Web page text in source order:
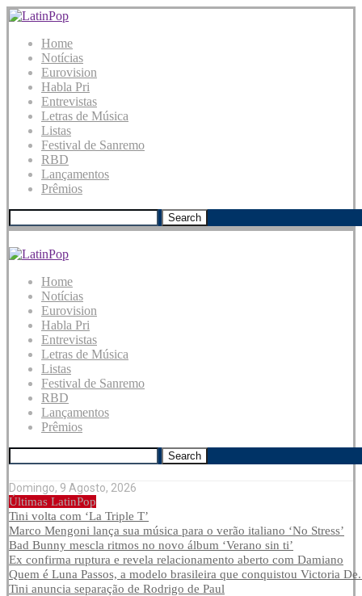
Home
Notícias
Eurovision
Habla Pri
Entrevistas
Letras de Música
Listas
Festival de Sanremo
RBD
Lançamentos
Prêmios
Search
Home
Notícias
Eurovision
Habla Pri
Entrevistas
Letras de Música
Listas
Festival de Sanremo
RBD
Lançamentos
Prêmios
Search
Domingo, 9 Agosto, 2026
Últimas LatinPop
Tini volta com ‘La Triple T’
Marco Mengoni lança sua música para o verão italiano ‘No Stress’
Bad Bunny mescla ritmos no novo álbum ‘Verano sin ti’
Ex confirma ruptura e revela relacionamento aberto com Damiano
Quem é Luna Passos, a modelo brasileira que conquistou Victoria
Tini anuncia separação de Rodrigo de Paul